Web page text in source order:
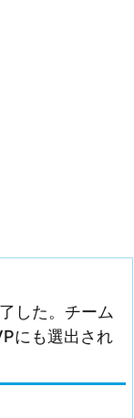
した。チーム
にも選出され